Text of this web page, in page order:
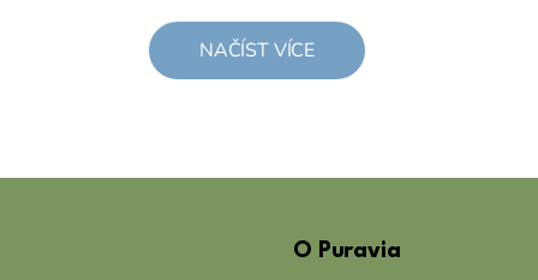
NAČÍST VÍCE
O Puravia